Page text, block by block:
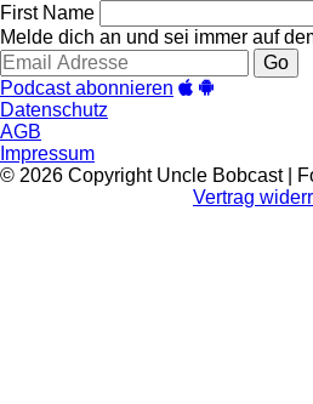
First Name
Melde dich an und sei immer auf
Go
Podcast abonnieren
Datenschutz
AGB
Impressum
© 2026 Copyright Uncle Bobcast |
Vertrag